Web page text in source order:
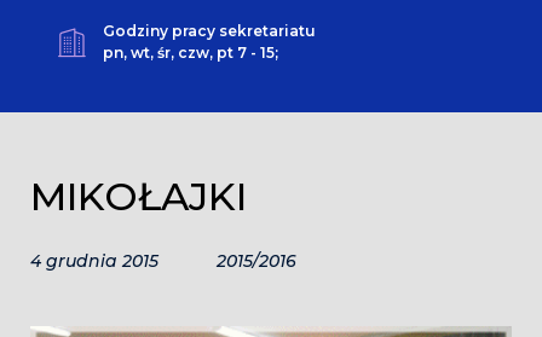
Godziny pracy sekretariatu
pn, wt, śr, czw, pt 7 - 15;
MIKOŁAJKI
4 grudnia 2015 2015/2016